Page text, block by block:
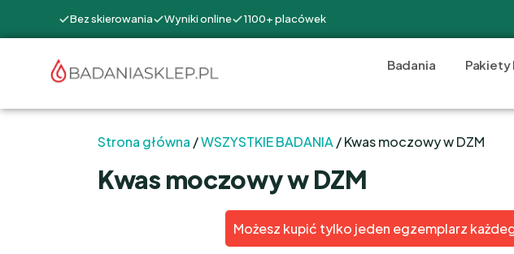
Bez skierowania Wyniki online 1100+ placówek
Badania Pakiety
Strona główna /WSZYSTKIE BADANIA / Kwas moczowy w DZM
Kwas moczowy w DZM
Możesz kupić tylko jeden egzemplarz